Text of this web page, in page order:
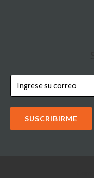
SUSCRIBIRME